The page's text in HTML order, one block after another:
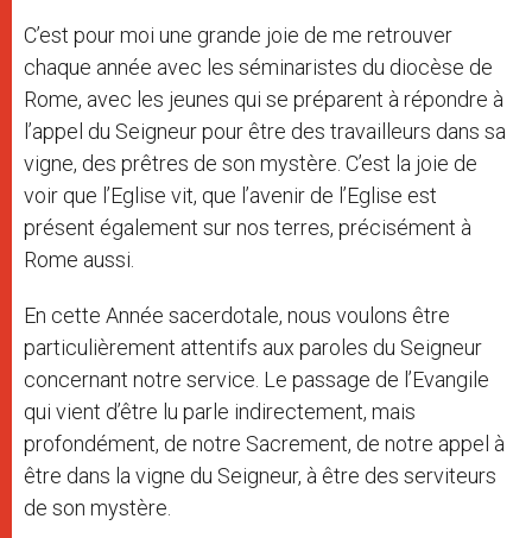
C’est pour moi une grande joie de me retrouver
chaque année avec les séminaristes du diocèse de
Rome, avec les jeunes qui se préparent à répondre à
l’appel du Seigneur pour être des travailleurs dans sa
vigne, des prêtres de son mystère. C’est la joie de
voir que l’Eglise vit, que l’avenir de l’Eglise est
présent également sur nos terres, précisément à
Rome aussi.
En cette Année sacerdotale, nous voulons être
particulièrement attentifs aux paroles du Seigneur
concernant notre service. Le passage de l’Evangile
qui vient d’être lu parle indirectement, mais
profondément, de notre Sacrement, de notre appel à
être dans la vigne du Seigneur, à être des serviteurs
de son mystère.